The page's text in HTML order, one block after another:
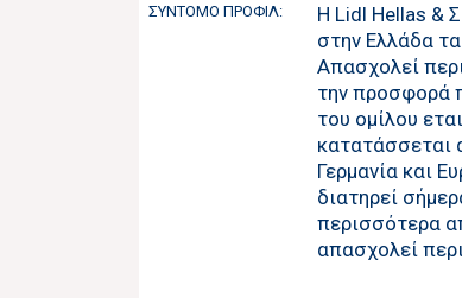
ΣΥΝΤΟΜΟ ΠΡΟΦΙΛ:
Η Lidl Hellas &
στην Ελλάδα
Απασχολεί
την προσφορά
του ομίλου
κατατάσσεται
Γερμανία και
διατηρεί
περισσότερα
απασχολεί